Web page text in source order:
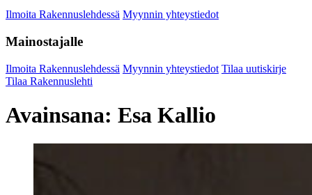
Ilmoita Rakennuslehdessä Myynnin yhteystiedot
Mainostajalle
Ilmoita Rakennuslehdessä Myynnin yhteystiedot Tilaa uutiskirje
Tilaa Rakennuslehti
Avainsana: Esa Kallio